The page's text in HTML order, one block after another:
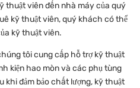
thuật viên đến nhà máy của quý
kỹ thuật viên, quý khách có thể
kỹ thuật viên.
tôi cung cấp hỗ trợ kỹ thuật
kiện hao mòn và các phụ tùng
khi đảm bảo chất lượng, kỹ thuật